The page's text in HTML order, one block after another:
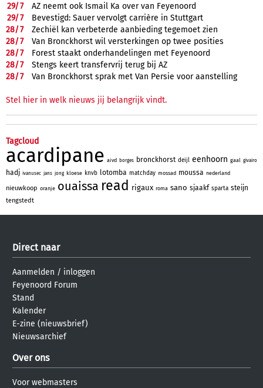
29/7
AZ neemt ook Ismail Ka over van Feyenoord
29/7
Bevestigd: Sauer vervolgt carrière in Stuttgart
28/7
Zechiël kan verbeterde aanbieding tegemoet zien
28/7
Van Bronckhorst wil versterkingen op twee posities
28/7
Forest staakt onderhandelingen met Feyenoord
28/7
Stengs keert transfervrij terug bij AZ
28/7 Van Bronckhorst sprak met Van Persie voor aanstelling
Stel hier in welk nieuws jij belangrijk vindt.
Tagcloud
acardipane aivd borges bronckhorst deijl eenhoorn gaal givairo
hadj ivanusec jans jong kloese knvb lotomba matchday mossad moussa nederland
nieuwkoop oranje ouaissa read rigaux roma sano sjaakf sparta steijn
tengstedt
Direct naar
Aanmelden / inloggen
Feyenoord Forum
Stand
Kalender
E-zine (nieuwsbrief)
Nieuwsarchief
Over ons
Voor webmasters